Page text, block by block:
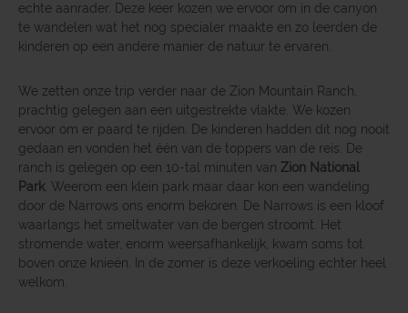
echte aanrader. Deze keer kozen we ervoor om in de canyon
te wandelen wat het nog specialer maakte en zo leerden de
kinderen op een andere manier de natuur te ervaren.
We zetten onze trip verder naar de Zion Mountain Ranch,
prachtig gelegen aan een uitgestrekte vlakte. We kozen
ervoor om er paard te rijden. De kinderen hadden dit nog nooit
gedaan en vonden het één van de toppers van de reis. De
ranch is gelegen op een 10-tal minuten van Zion National
Park . Weerom een klein park maar daar kon een wandeling
door de Narrows ons enorm bekoren. De Narrows is een kloof
waarlangs het smeltwater van de bergen stroomt. Het
stromende water, enorm weersafhankelijk, kwam soms tot
boven onze knieën. In de zomer is deze verkoeling echter heel
welkom.